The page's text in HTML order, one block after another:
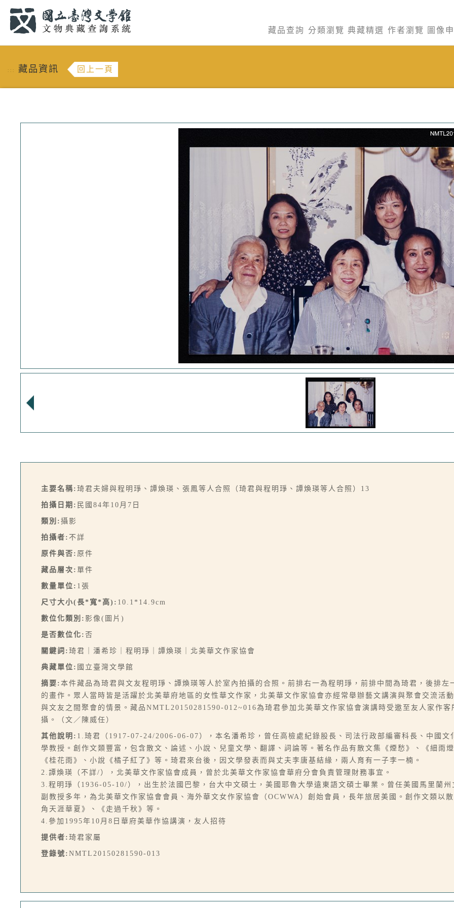
藏品查詢 分類瀏覽 典藏精選 作者瀏覽 圖像
::: 藏品資訊 回上一頁
主要名稱: 琦君夫婦與程明琤、譚煥瑛、張鳳等人合照（琦君與程明琤、譚煥瑛等人合照）13
拍攝日期: 民國84年10月7日
類別: 攝影
拍攝者: 不詳
原件與否: 原件
藏品層次: 單件
數量單位: 1張
尺寸大小(長*寬*高): 10.1*14.9cm
數位化類別: 影像(圖片)
是否數位化: 否
關鍵詞: 琦君｜潘希珍｜程明琤｜譚煥瑛｜北美華文作家協會
典藏單位: 國立臺灣文學館
摘要: 本件藏品為琦君與文友程明琤、譚煥瑛等人於室內拍攝的合照。前排右一為程明琤，前排中間為琦君，後排
的畫作。眾人當時皆是活躍於北美華府地區的女性華文作家，北美華文作家協會亦經常舉辦藝文講演與聚會交流活
與文友之間聚會的情景。藏品NMTL20150281590-012~016為琦君參加北美華文作家協會演講時受邀至友人家作
攝。（文／陳威任）
其他說明: 1.琦君（1917-07-24/2006-06-07），本名潘希珍，曾任高檢處紀錄股長、司法行政部編審科長、中國文
學教授。創作文類豐富，包含散文、論述、小說、兒童文學、翻譯、詞論等。著名作品有散文集《煙愁》、《細雨
《桂花雨》、小說《橘子紅了》等。琦君來台後，因文學發表而與丈夫李唐基結緣，兩人育有一子李一楠。
2.譚煥瑛（不詳/），北美華文作家協會成員，曾於北美華文作家協會華府分會負責管理財務事宜。
3.程明琤（1936-05-10/），出生於法國巴黎，台大中文碩士，美國耶魯大學遠東語文碩士畢業。曾任美國馬里蘭
副教授多年，為北美華文作家協會會員、海外華文女作家協會（OCWWA）創始會員，長年旅居美國。創作文類以
角天涯華夏》、《走過千秋》等。
4.參加1995年10月8日華府美華作協講演，友人招待
提供者: 琦君家屬
登錄號: NMTL20150281590-013